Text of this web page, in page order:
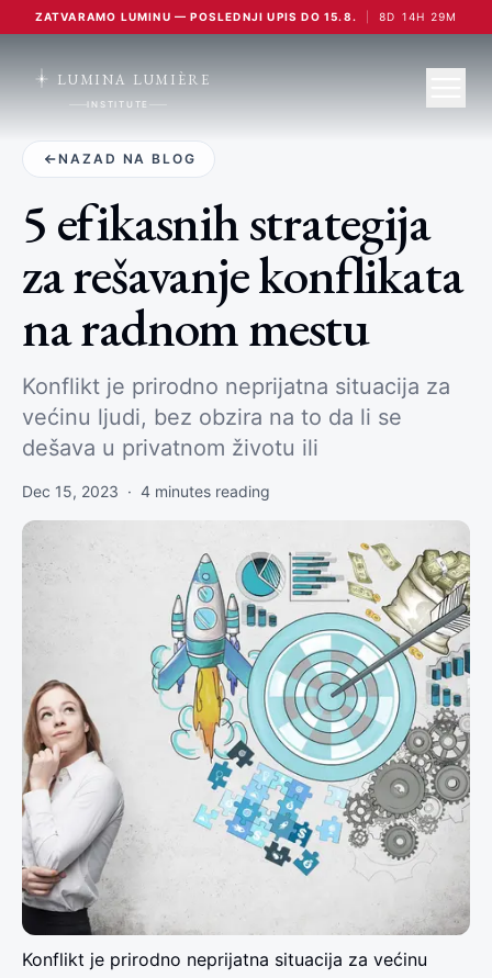
ZATVARAMO LUMINU — POSLEDNJI UPIS DO 15.8. 8D 14H 29M
LUMINA LUMIÈRE
INSTITUTE
NAZAD NA BLOG
5 efikasnih strategija
za rešavanje konflikata
na radnom mestu
Konflikt je prirodno neprijatna situacija za
većinu ljudi, bez obzira na to da li se
dešava u privatnom životu ili
Dec 15, 2023 · 4 minutes reading
Konflikt je prirodno neprijatna situacija za većinu